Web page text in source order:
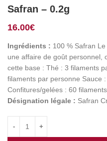
Safran – 0.2g
16.00€
Ingrédients : 100 % Safran
une affaire de goût personnel,
cette base : Thé : 3 filaments
filaments par personne Sauce
Confitures/gelées : 60
Désignation légale : Safran